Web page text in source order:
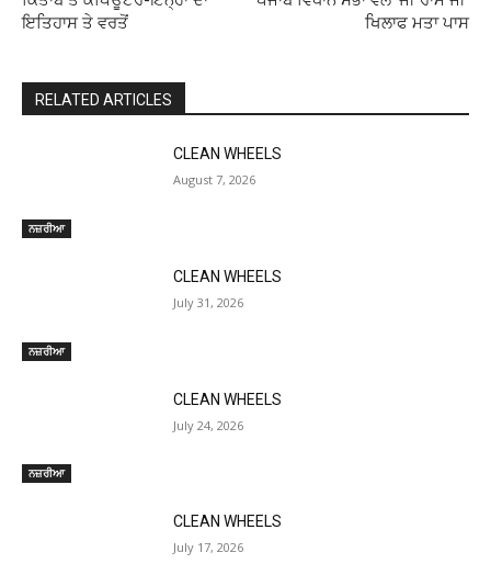
ਇਤਿਹਾਸ ਤੇ ਵਰਤੋਂ
ਖਿਲਾਫ ਮਤਾ ਪਾਸ
RELATED ARTICLES
ਨਜ਼ਰੀਆ
CLEAN WHEELS
August 7, 2026
ਨਜ਼ਰੀਆ
CLEAN WHEELS
July 31, 2026
ਨਜ਼ਰੀਆ
CLEAN WHEELS
July 24, 2026
CLEAN WHEELS
July 17, 2026